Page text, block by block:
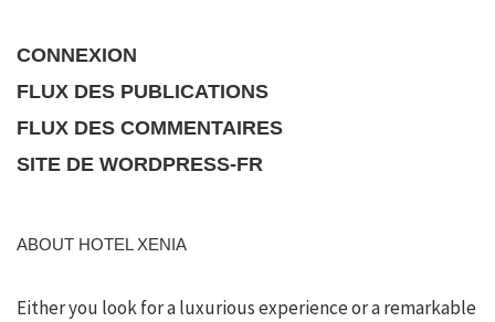
CONNEXION
FLUX DES PUBLICATIONS
FLUX DES COMMENTAIRES
SITE DE WORDPRESS-FR
ABOUT HOTEL XENIA
Either you look for a luxurious experience or a remarkable